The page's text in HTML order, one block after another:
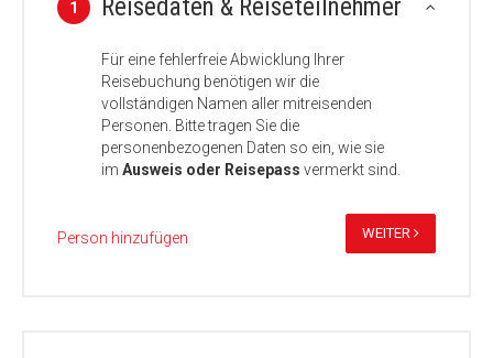
1 Reisedaten & Reiseteilnehmer
Für eine fehlerfreie Abwicklung Ihrer
Reisebuchung benötigen wir die
vollständigen Namen aller mitreisenden
Personen. Bitte tragen Sie die
personenbezogenen Daten so ein, wie sie
im Ausweis oder Reisepass vermerkt sind.
Person hinzufügen WEITER